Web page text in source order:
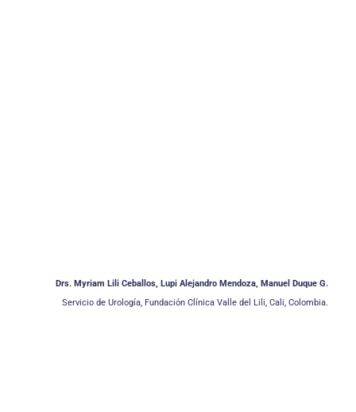
Drs. Myriam Lili Ceballos, Lupi Alejandro Mendoza, Manuel Duque G.
Servicio de Urología, Fundación Clínica Valle del Lili, Cali, Colombia.